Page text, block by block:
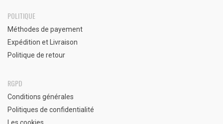
POLITIQUE
Méthodes de payement
Expédition et Livraison
Politique de retour
RGPD
Conditions générales
Politiques de confidentialité